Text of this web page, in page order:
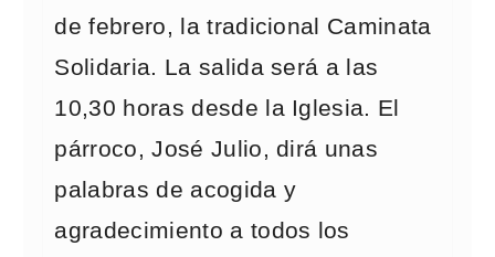
de febrero, la tradicional Caminata
Solidaria. La salida será a las
10,30 horas desde la Iglesia. El
párroco, José Julio, dirá unas
palabras de acogida y
agradecimiento a todos los